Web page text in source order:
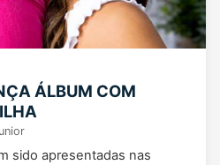
ÁLBUM COM
sido apresentadas nas